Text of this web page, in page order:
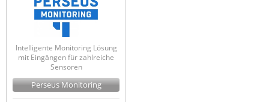
Intelligente Monitoring Lösung
mit Eingängen für zahlreiche
Sensoren
Perseus Monitoring